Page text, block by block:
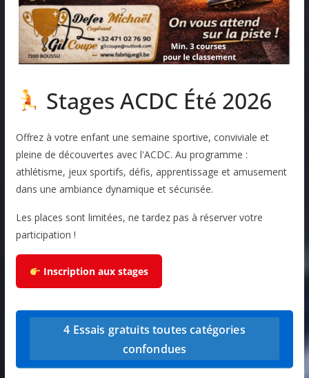
Stages ACDC Été 2026
Offrez à votre enfant une semaine sportive, conviviale et
pleine de découvertes avec l'ACDC. Au programme :
athlétisme, jeux sportifs, défis, apprentissage et amusement
dans une ambiance dynamique et sécurisée.
Les places sont limitées, ne tardez pas à réserver votre
participation !
Inscription aux stages
4 Essais gratuits toutes catégories
confondues